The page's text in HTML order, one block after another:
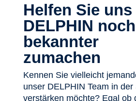
Helfen Sie uns
DELPHIN noch
bekannter
zumachen
Kennen Sie vielleicht
unser DELPHIN Team in der
verstärken möchte? Egal ob